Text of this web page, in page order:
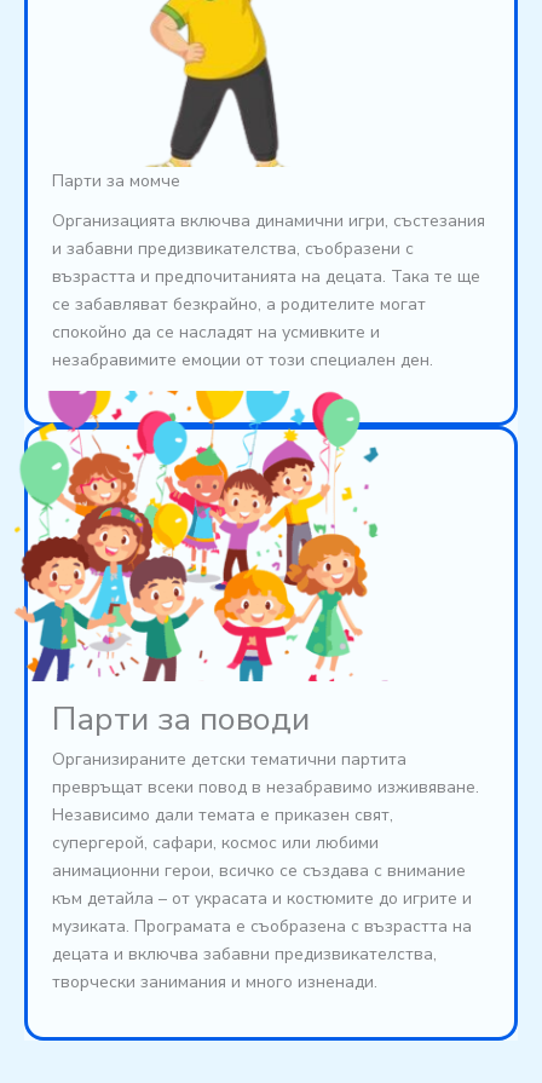
Парти за момче
Организацията включва динамични игри, състезания
и забавни предизвикателства, съобразени с
възрастта и предпочитанията на децата. Така те ще
се забавляват безкрайно, а родителите могат
спокойно да се насладят на усмивките и
незабравимите емоции от този специален ден.
Парти за поводи
Организираните детски тематични партита
превръщат всеки повод в незабравимо изживяване.
Независимо дали темата е приказен свят,
супергерой, сафари, космос или любими
анимационни герои, всичко се създава с внимание
към детайла – от украсата и костюмите до игрите и
музиката. Програмата е съобразена с възрастта на
децата и включва забавни предизвикателства,
творчески занимания и много изненади.